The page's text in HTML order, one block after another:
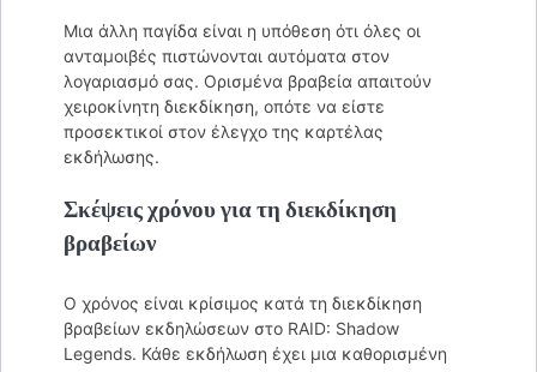
Μια άλλη παγίδα είναι η υπόθεση ότι όλες οι
ανταμοιβές πιστώνονται αυτόματα στον
λογαριασμό σας. Ορισμένα βραβεία απαιτούν
χειροκίνητη διεκδίκηση, οπότε να είστε
προσεκτικοί στον έλεγχο της καρτέλας
εκδήλωσης.
Σκέψεις χρόνου για τη διεκδίκηση
βραβείων
Ο χρόνος είναι κρίσιμος κατά τη διεκδίκηση
βραβείων εκδηλώσεων στο RAID: Shadow
Legends. Κάθε εκδήλωση έχει μια καθορισμένη